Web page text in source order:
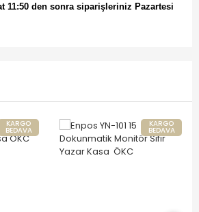
11:50 den sonra siparişleriniz Pazartesi
KARGO
BEDAVA
KARGO
BEDAVA